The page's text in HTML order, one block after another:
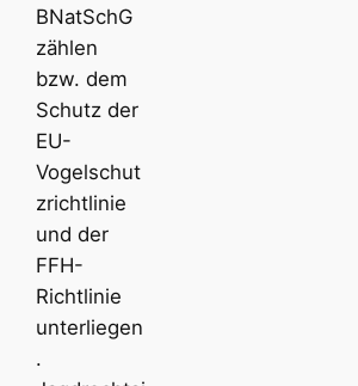
BNatSchG
zählen
bzw. dem
Schutz der
EU-
Vogelschut
zrichtlinie
und der
FFH-
Richtlinie
unterliegen
.